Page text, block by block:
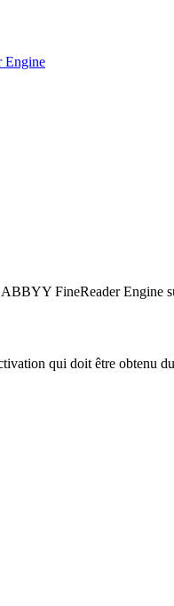
Engine
FineReader Engine
qui doit être obtenu